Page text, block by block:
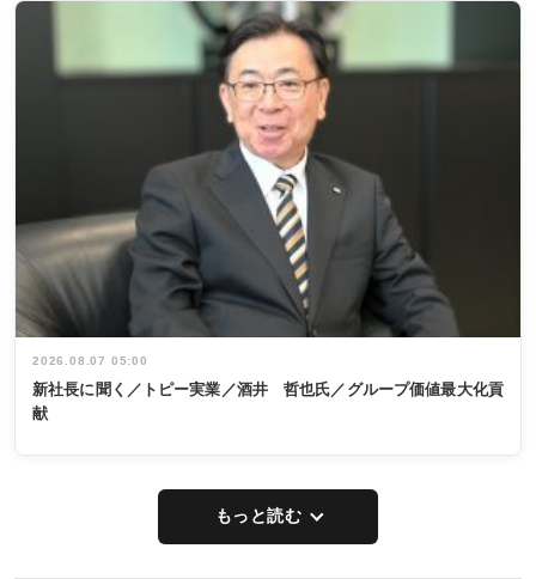
2026.08.07 05:00
新社長に聞く／トピー実業／酒井 哲也氏／グループ価値最大化貢
献
もっと読む